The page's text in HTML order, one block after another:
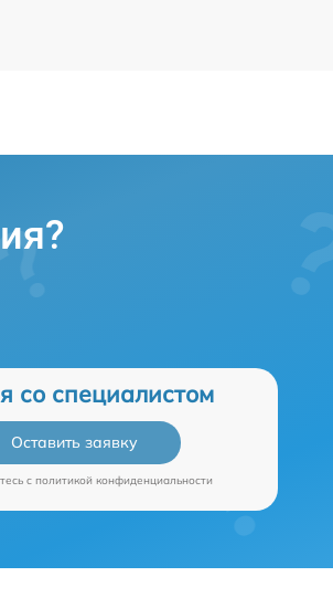
со специалистом
Оставить заявку
c политикой конфиденциальности